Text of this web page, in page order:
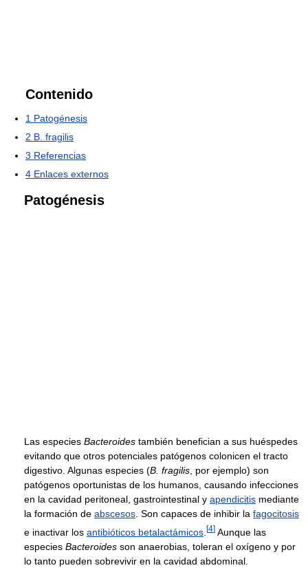
Contenido
1 Patogénesis
2 B. fragilis
3 Referencias
4 Enlaces externos
Patogénesis
Las especies Bacteroides también benefician a sus huéspedes
evitando que otros potenciales patógenos colonicen el tracto
digestivo. Algunas especies (B. fragilis , por ejemplo) son
patógenos oportunistas de los humanos, causando infecciones
en la cavidad peritoneal, gastrointestinal y apendicitis mediante
la formación de abscesos . Son capaces de inhibir la fagocitosis
e inactivar los antibióticos betalactámicos [4] Aunque las
especies Bacteroides son anaerobias, toleran el oxígeno y por
lo tanto pueden sobrevivir en la cavidad abdominal.